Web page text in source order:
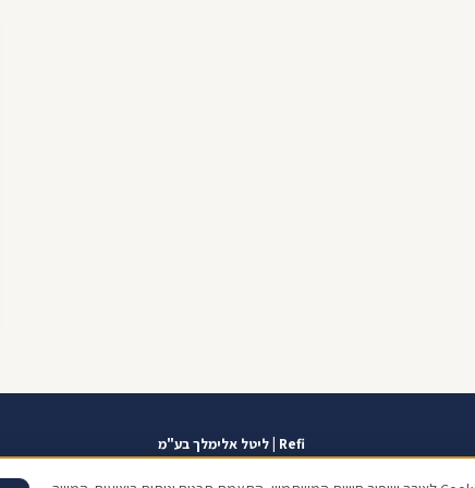
Refi | ליטל אלימלך בע"מ
אזור אישי